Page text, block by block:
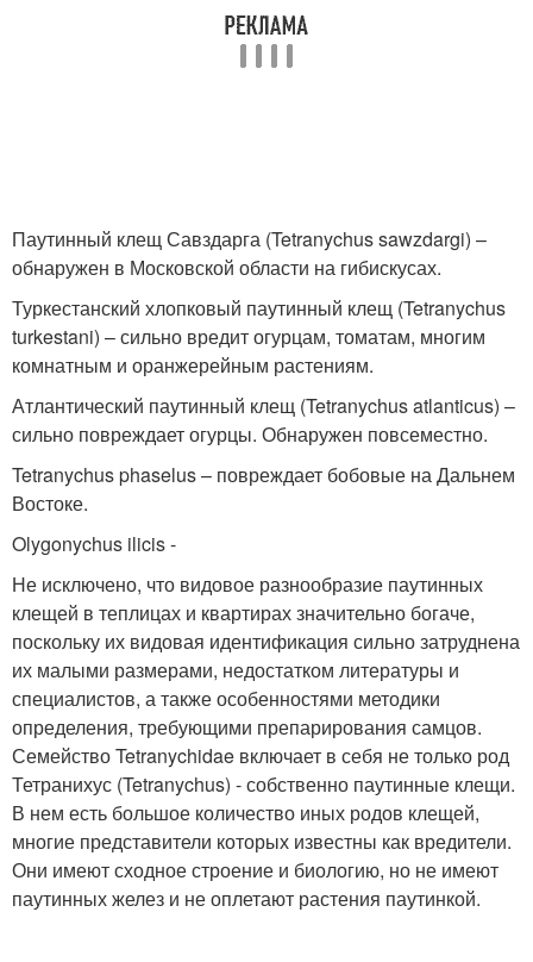
Паутинный клещ Савздарга (Tetranychus sawzdargi) –
обнаружен в Московской области на гибискусах.
Туркестанский хлопковый паутинный клещ (Tetranychus
turkestani) – сильно вредит огурцам, томатам, многим
комнатным и оранжерейным растениям.
Атлантический паутинный клещ (Tetranychus atlanticus) –
сильно повреждает огурцы. Обнаружен повсеместно.
Tetranychus phaselus – повреждает бобовые на Дальнем
Востоке.
Olygonychus ilicis -
Не исключено, что видовое разнообразие паутинных
клещей в теплицах и квартирах значительно богаче,
поскольку их видовая идентификация сильно затруднена
их малыми размерами, недостатком литературы и
специалистов, а также особенностями методики
определения, требующими препарирования самцов.
Семейство Tetranychidae включает в себя не только род
Тетранихус (Tetranychus) - собственно паутинные клещи.
В нем есть большое количество иных родов клещей,
многие представители которых известны как вредители.
Они имеют сходное строение и биологию, но не имеют
паутинных желез и не оплетают растения паутинкой.